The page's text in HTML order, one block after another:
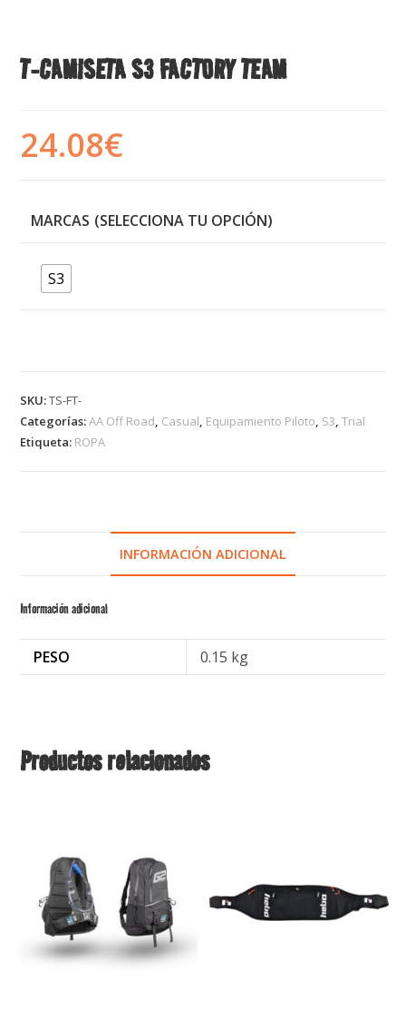
T-CAMISETA S3 FACTORY TEAM
24.08€
MARCAS
S3
SKU:TS-FT-
Categorías:AA Off Road, Casual, Equipamiento Piloto, S3,Trial
Etiqueta: ROPA
INFORMACIÓN ADICIONAL
Información adicional
PESO 0.15 kg
Productos relacionados